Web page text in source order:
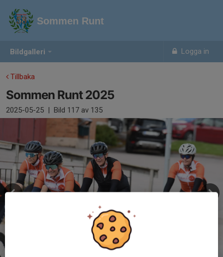
Bildgalleri Logga in
Sommen Runt
Tillbaka
Sommen Runt 2025
2025-05-25 | Bild 117 av 135